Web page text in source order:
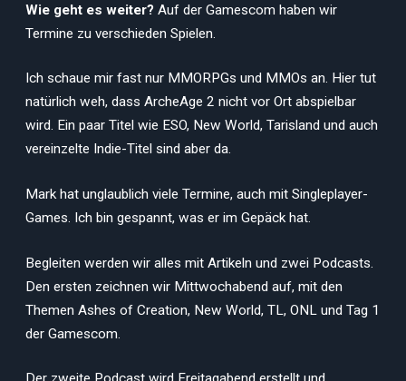
Wie geht es weiter? Auf der Gamescom haben wir
Termine zu verschieden Spielen.
Ich schaue mir fast nur MMORPGs und MMOs an. Hier tut
natürlich weh, dass ArcheAge 2 nicht vor Ort abspielbar
wird. Ein paar Titel wie ESO, New World, Tarisland und auch
vereinzelte Indie-Titel sind aber da.
Mark hat unglaublich viele Termine, auch mit Singleplayer-
Games. Ich bin gespannt, was er im Gepäck hat.
Begleiten werden wir alles mit Artikeln und zwei Podcasts.
Den ersten zeichnen wir Mittwochabend auf, mit den
Themen Ashes of Creation, New World, TL, ONL und Tag 1
der Gamescom.